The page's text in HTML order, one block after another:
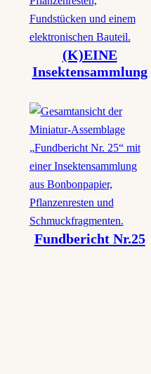
(K)EINE
Insektensammlung
Fundbericht Nr.25